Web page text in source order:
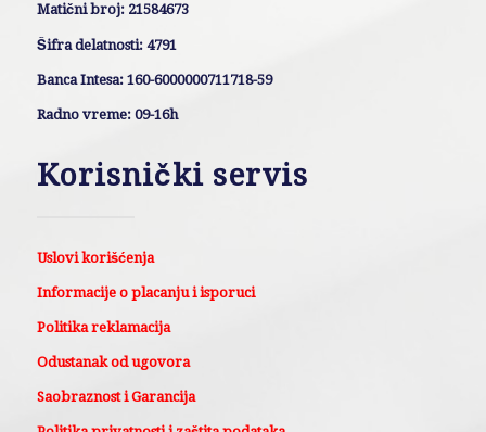
Matični broj: 21584673
Šifra delatnosti: 4791
Banca Intesa: 160-6000000711718-59
Radno vreme: 09-16h
Korisnički servis
Uslovi korišćenja
Informacije o placanju i isporuci
Politika reklamacija
Odustanak od ugovora
Saobraznost i Garancija